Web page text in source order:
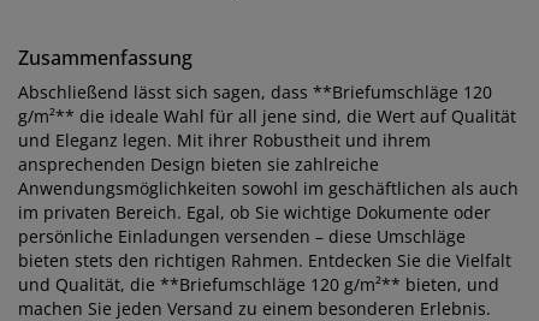
Zusammenfassung
Abschließend lässt sich sagen, dass **Briefumschläge 120
g/m²** die ideale Wahl für all jene sind, die Wert auf Qualität
und Eleganz legen. Mit ihrer Robustheit und ihrem
ansprechenden Design bieten sie zahlreiche
Anwendungsmöglichkeiten sowohl im geschäftlichen als auch
im privaten Bereich. Egal, ob Sie wichtige Dokumente oder
persönliche Einladungen versenden – diese Umschläge
bieten stets den richtigen Rahmen. Entdecken Sie die Vielfalt
und Qualität, die **Briefumschläge 120 g/m²** bieten, und
machen Sie jeden Versand zu einem besonderen Erlebnis.